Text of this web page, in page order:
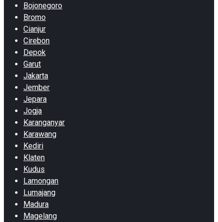
Bojonegoro
Bromo
Cianjur
Cirebon
Depok
Garut
Jakarta
Jember
Jepara
Jogja
Karanganyar
Karawang
Kediri
Klaten
Kudus
Lamongan
Lumajang
Madura
Magelang